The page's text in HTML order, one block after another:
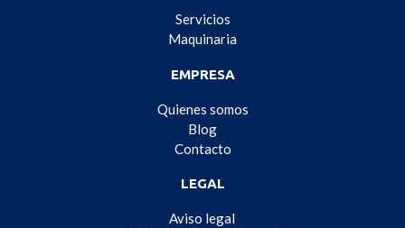
Servicios
Maquinaria
EMPRESA
Quienes somos
Blog
Contacto
LEGAL
Aviso legal